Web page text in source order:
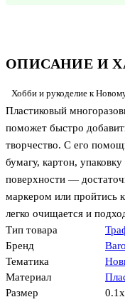
ОПИСАНИЕ И
Хобби и рукоделие к
Пластиковый
поможет быстро
творчество. С его
бумагу, картон,
поверхности —
маркером или пройтись
легко очищается и
Тип товара
Бренд
Тематика
Материал
Размер